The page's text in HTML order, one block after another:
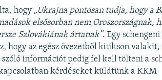
hogy „Ukrajna pontosan tudja, hogy a
elsősorban nem Oroszországnak,
Szlovákiának ártanak”. Egy
hogy az egész övezetből kitiltson valakit,
információt pedig fel kell tölteni a
kérdéseket küldtünk a KKM